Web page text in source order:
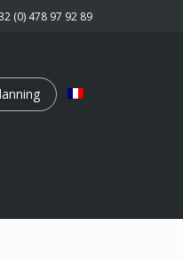
(0) 478 97 92 89